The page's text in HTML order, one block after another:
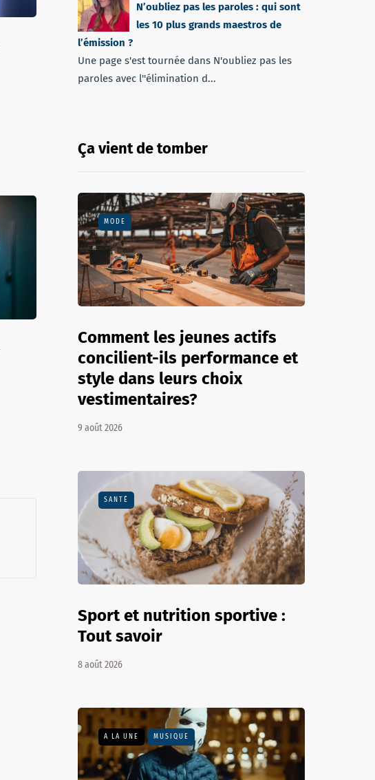
N’oubliez pas les paroles : qui sont
les 10 plus grands maestros de
l’émission ?
Une page s'est tournée dans N'oubliez pas les
paroles avec l''élimination d...
Ça vient de tomber
MODE
Comment les jeunes actifs
concilient-ils performance et
style dans leurs choix
vestimentaires?
9 août 2026
SANTÉ
Sport et nutrition sportive :
Tout savoir
8 août 2026
A LA UNE MUSIQUE